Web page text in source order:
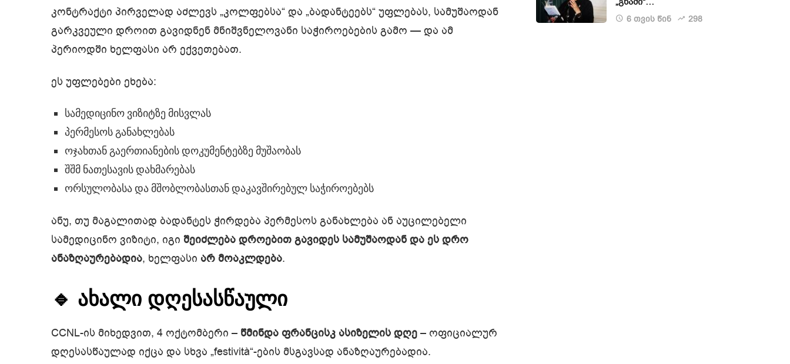
კონტრაქტი პირველად აძლევს „კოლფებსა“ და „ბადანტეებს“ უფლებას, სამუშაოდან
გარკვეული დროით გავიდნენ მნიშვნელოვანი საჭიროებების გამო — და ამ
პერიოდში ხელფასი არ ექვეთებათ.
ეს უფლებები ეხება:
სამედიცინო ვიზიტზე მისვლას
პერმესოს განახლებას
ოჯახთან გაერთიანების დოკუმენტებზე მუშაობას
შშმ ნათესავის დახმარებას
ორსულობასა და მშობლობასთან დაკავშირებულ საჭიროებებს
ანუ, თუ მაგალითად ბადანტეს ჭირდება პერმესოს განახლება ან აუცილებელი
სამედიცინო ვიზიტი, იგი შეიძლება დროებით გავიდეს სამუშაოდან და ეს დრო
ანაზღაურებადია, ხელფასი არ მოაკლდება.
🔹 ახალი დღესასწაული
CCNL-ის მიხედვით, 4 ოქტომბერი – წმინდა ფრანცისკ ასიზელის დღე – ოფიციალურ
დღესასწაულად იქცა და სხვა „festività“-ების მსგავსად ანაზღაურებადია.
6 თვის წინ 298